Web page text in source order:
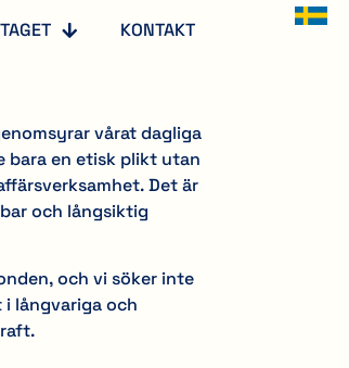
KONTAKT
vårat dagliga
bara en etisk plikt utan
Det är
och långsiktig
och vi söker inte
långvariga och